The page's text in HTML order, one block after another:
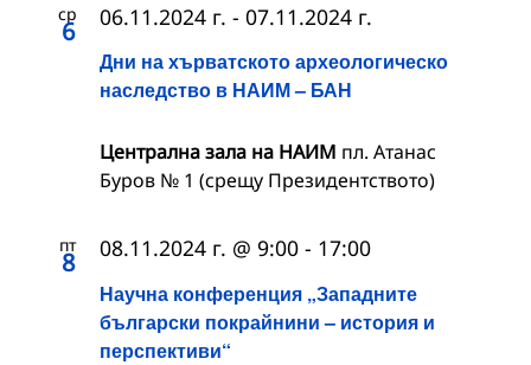
ср
6
Дни на хърватското археологическо
наследство в НАИМ – БАН
06.11.2024 г. - 07.11.2024 г.
Централна зала на НАИМ пл. Атанас
Буров № 1 (срещу Президентството)
пт
8
Научна конференция „Западните
български покрайнини – история и
перспективи“
08.11.2024 г. @ 9:00 - 17:00